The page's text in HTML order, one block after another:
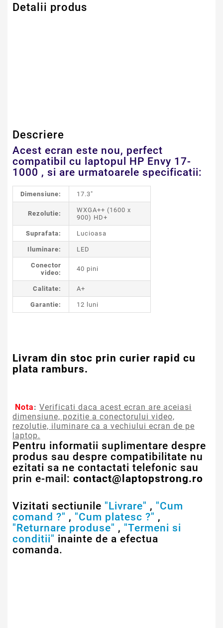
Detalii produs
Descriere
Acest ecran este nou, perfect
compatibil cu laptopul HP Envy 17-
1000 , si are urmatoarele specificatii:
Dimensiune: 17.3"
Rezolutie:
WXGA++ (1600 x
900) HD+
Suprafata: Lucioasa
Iluminare: LED
Conector
video:
40 pini
Calitate: A+
Garantie: 12 luni
Livram din stoc prin curier rapid cu
plata ramburs.
Nota: Verificati daca acest ecran are aceiasi
dimensiune, pozitie a conectorului video,
rezolutie, iluminare ca a vechiului ecran de pe
laptop.
Pentru informatii suplimentare despre
produs sau despre compatibilitate nu
ezitati sa ne contactati telefonic sau
prin e-mail: contact@laptopstrong.ro
Vizitati sectiunile "Livrare" , "Cum
comand ?" , "Cum platesc ?" ,
"Returnare produse" , "Termeni si
conditii" inainte de a efectua
comanda.